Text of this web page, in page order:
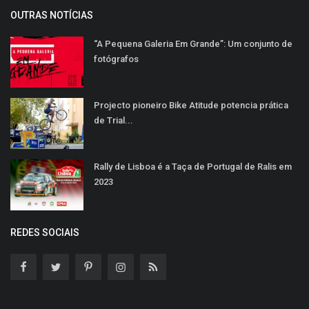
OUTRAS NOTÍCIAS
“A Pequena Galeria Em Grande”: Um conjunto de
fotógrafos
Projecto pioneiro Bike Atitude potencia prática
de Trial...
Rally de Lisboa é a Taça de Portugal de Ralis em
2023
REDES SOCIAIS